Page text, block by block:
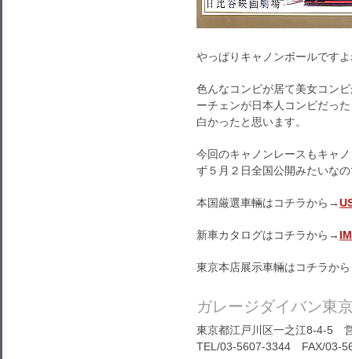
やっぱりキャノンボールです
色んなコンビが居て美女コン
ーチェンが日本人コンビだっ
白かったと思います。
今回のキャノンレースもキャ
ず５月２日全国公開みたいな
本国厳選車輛はコチラから→
新車カタログはコチラから→
東京本店展示車輛はコチラか
ガレージダイバン東
東京都江戸川区一之江8-4-5
TEL/03-5607-3344 FAX/03-